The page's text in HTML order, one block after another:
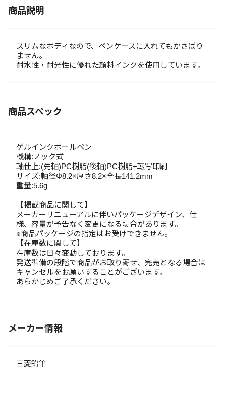
商品説明
スリムなボディなので、ペンケースに入れてもかさばり
ません。
耐水性・耐光性に優れた顔料インクを使用しています。
商品スペック
ゲルインクボールペン
機構:ノック式
軸仕上:(先軸)PC樹脂(後軸)PC樹脂+転写印刷
サイズ:軸径Φ8.2×厚さ8.2×全長141.2mm
重量:5.6g
【掲載商品に関して】
メーカーリニューアルに伴いパッケージデザイン、仕
様、容量が予告なく変更になる場合があります。
※商品パッケージの指定はお受けできません。
【在庫数に関して】
在庫数は日々変動しております。
発送準備の段階で商品がお取り寄せ、完売となる場合は
キャンセルをお願いすることがございます。
あらかじめご了承ください。
メーカー情報
三菱鉛筆